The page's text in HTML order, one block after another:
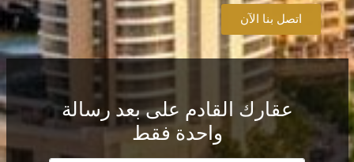
اتصل بنا الآن
عقارك القادم على بعد رسالة
واحدة فقط